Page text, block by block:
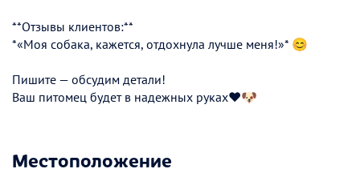
**Отзывы клиентов:**
*«Моя собака, кажется, отдохнула лучше меня!»* 😊
Пишите — обсудим детали!
Ваш питомец будет в надежных руках❤️🐶
Местоположение